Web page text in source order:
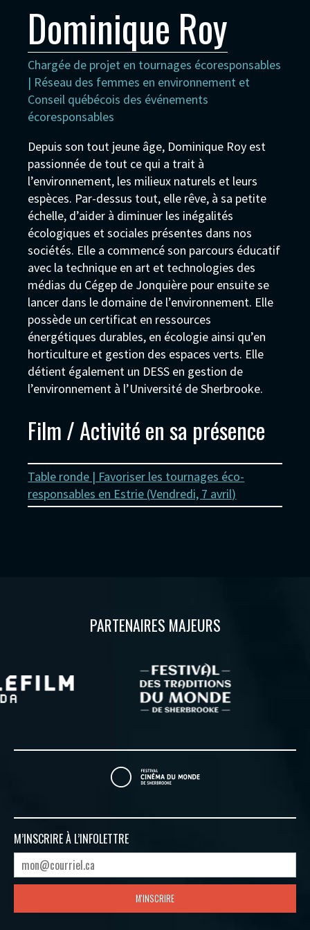
Dominique Roy
Chargée de projet en tournages écoresponsables
| Réseau des femmes en environnement et
Conseil québécois des événements
écoresponsables
Depuis son tout jeune âge, Dominique Roy est
passionnée de tout ce qui a trait à
l’environnement, les milieux naturels et leurs
espèces. Par-dessus tout, elle rêve, à sa petite
échelle, d’aider à diminuer les inégalités
écologiques et sociales présentes dans nos
sociétés. Elle a commencé son parcours éducatif
avec la technique en art et technologies des
médias du Cégep de Jonquière pour ensuite se
lancer dans le domaine de l’environnement. Elle
possède un certificat en ressources
énergétiques durables, en écologie ainsi qu’en
horticulture et gestion des espaces verts. Elle
détient également un DESS en gestion de
l’environnement à l’Université de Sherbrooke.
Film / Activité en sa présence
Table ronde | Favoriser les tournages éco-
responsables en Estrie (Vendredi, 7 avril)
PARTENAIRES MAJEURS
M’INSCRIRE À L’INFOLETTRE
M'INSCRIRE